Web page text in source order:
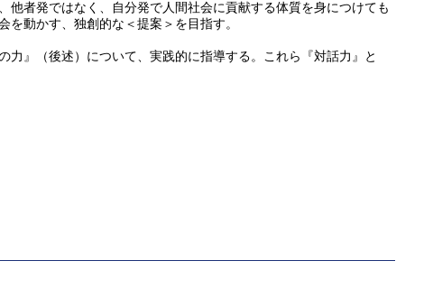
者発ではなく、自分発で人間社会に貢献する体質を身につけても
動かす、独創的な＜提案＞を目指す。
』（後述）について、実践的に指導する。これら『対話力』と